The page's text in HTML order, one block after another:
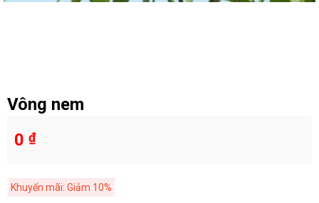
Vông nem
0 ₫
Khuyến mãi: Giảm 10%